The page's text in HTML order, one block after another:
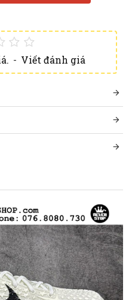
- Viết đánh giá